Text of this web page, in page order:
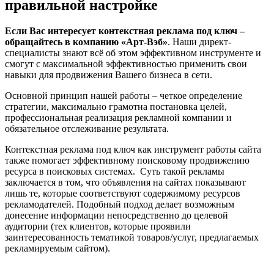
правильной настройке
Если Вас интересует контекстная реклама под ключ –
обращайтесь в компанию «Арт-Вэб». Наши директ-
специалисты знают всё об этом эффективном инструменте и
смогут с максимальной эффективностью применить свои
навыки для продвижения Вашего бизнеса в сети.
Основной принцип нашей работы – четкое определение
стратегии, максимально грамотна постановка целей,
профессиональная реализация рекламной компании и
обязательное отслеживание результата.
Контекстная реклама под ключ как инструмент работы сайта
также помогает эффективному поисковому продвижению
ресурса в поисковых системах. Суть такой рекламы
заключается в том, что объявления на сайтах показывают
лишь те, которые соответствуют содержимому ресурсов
рекламодателей. Подобный подход делает возможным
донесение информации непосредственно до целевой
аудитории (тех клиентов, которые проявили
заинтересованность тематикой товаров/услуг, предлагаемых
рекламируемым сайтом).